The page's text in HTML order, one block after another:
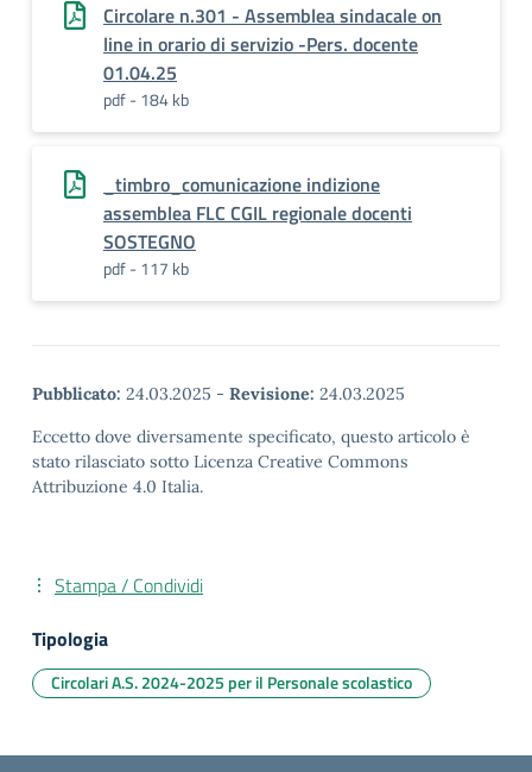
Circolare n.301 - Assemblea sindacale on
line in orario di servizio -Pers. docente
01.04.25
pdf - 184 kb
_timbro_comunicazione indizione
assemblea FLC CGIL regionale docenti
SOSTEGNO
pdf - 117 kb
Pubblicato: 24.03.2025 - Revisione: 24.03.2025
Eccetto dove diversamente specificato, questo articolo è
stato rilasciato sotto Licenza Creative Commons
Attribuzione 4.0 Italia.
Stampa / Condividi
Tipologia
Circolari A.S. 2024-2025 per il Personale scolastico